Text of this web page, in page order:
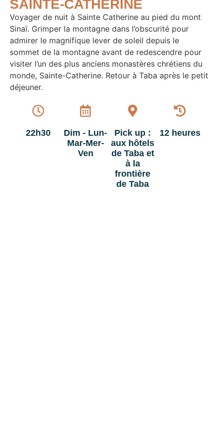
SAINTE-CATHERINE
Voyager de nuit à Sainte Catherine au pied du mont
Sinaï. Grimper la montagne dans l’obscurité pour
admirer le magnifique lever de soleil depuis le
sommet de la montagne avant de redescendre pour
visiter l’un des plus anciens monastères chrétiens du
monde, Sainte-Catherine. Retour à Taba après le petit
déjeuner.
22h30
Dim - Lun-
Mar-Mer-
Ven
Pick up :
aux hôtels
de Taba et
à la
frontière
de Taba
12 heures